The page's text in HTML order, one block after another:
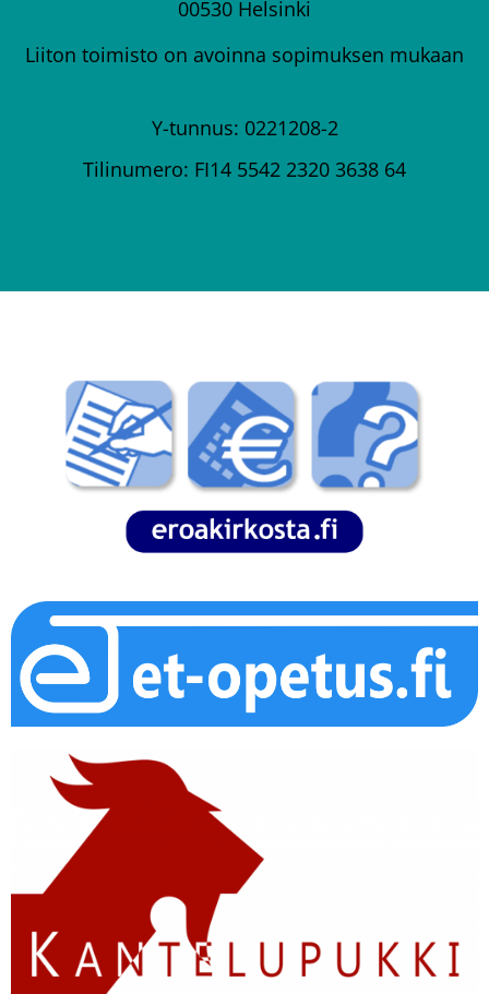
00530 Helsinki
Liiton toimisto on avoinna sopimuksen mukaan
Y-tunnus: 0221208-2
Tilinumero: FI14 5542 2320 3638 64